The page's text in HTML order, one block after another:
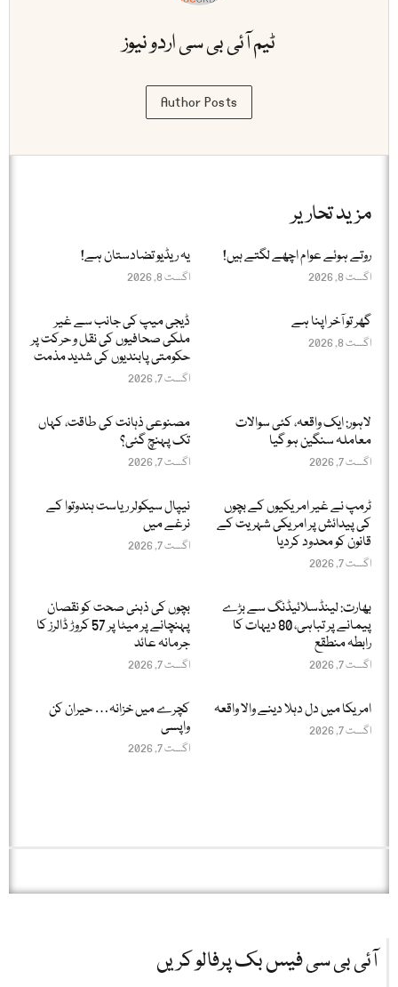
ٹیم آئی بی سی اردو نیوز
Author Posts
مزید تحاریر
روتے ہوئے عوام اچھے لگتے ہیں!
اگست 8, 2026
یہ ریڈیو تضادستان ہے!
اگست 8, 2026
گھر تو آخر اپنا ہے
اگست 8, 2026
ڈیجی میپ کی جانب سے غیر
ملکی صحافیوں کی نقل و حرکت پر
حکومتی پابندیوں کی شدید مذمت
اگست 7, 2026
لاہور: ایک واقعہ، کئی سوالات
معاملہ سنگین ہو گیا
اگست 7, 2026
مصنوعی ذہانت کی طاقت، کہاں
تک پہنچ گئی؟
اگست 7, 2026
ٹرمپ نے غیر امریکیوں کے بچوں
کی پیدائش پر امریکی شہریت کے
قانون کو محدود کردیا
اگست 7, 2026
نیپال سیکولر ریاست ہندوتوا کے
نرغے میں
اگست 7, 2026
بھارت: لینڈسلائیڈنگ سے بڑے
پیمانے پر تباہی، 80 دیہات کا
رابطہ منطقع
اگست 7, 2026
بچوں کی ذہنی صحت کو نقصان
پہنچانے پر میٹا پر 57 کروڑ ڈالرز کا
جرمانہ عائد
اگست 7, 2026
امریکا میں دل دہلا دینے والا واقعہ
اگست 7, 2026
کچرے میں خزانہ… حیران کن
واپسی
اگست 7, 2026
آئی بی سی فیس بک پرفالو کریں